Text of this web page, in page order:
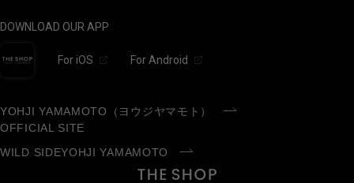
DOWNLOAD OUR APP
For iOS For Android
YOHJI YAMAMOTO（ヨウジヤマモト）
OFFICIAL SITE
WILD SIDEYOHJI YAMAMOTO